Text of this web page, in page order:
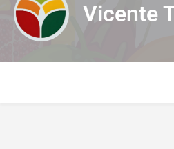
Vicente